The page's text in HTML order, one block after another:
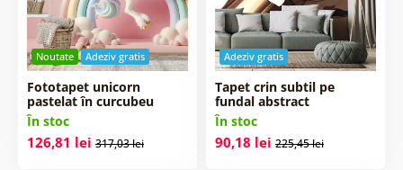
Noutate Adeziv gratis
Fototapet unicorn
pastelat în curcubeu
În stoc
126,81 lei 317,03 lei
Adeziv gratis
Tapet crin subtil pe
fundal abstract
În stoc
90,18 lei 225,45 lei